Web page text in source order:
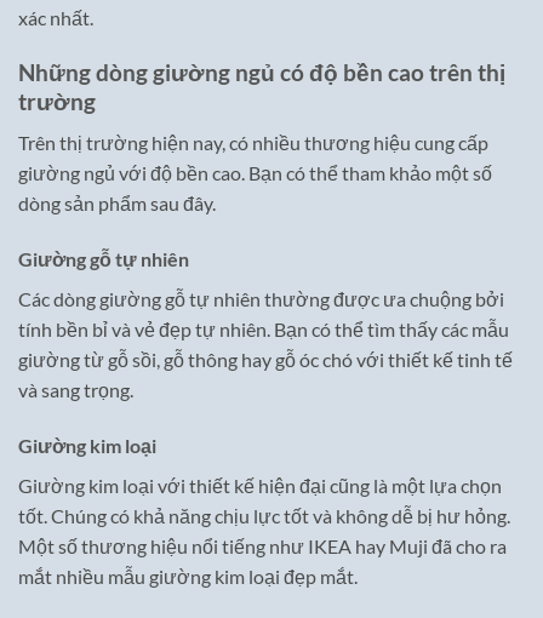
xác nhất.
Những dòng giường ngủ có độ bền cao trên thị
trường
Trên thị trường hiện nay, có nhiều thương hiệu cung cấp
giường ngủ với độ bền cao. Bạn có thể tham khảo một số
dòng sản phẩm sau đây.
Giường gỗ tự nhiên
Các dòng giường gỗ tự nhiên thường được ưa chuộng bởi
tính bền bỉ và vẻ đẹp tự nhiên. Bạn có thể tìm thấy các mẫu
giường từ gỗ sồi, gỗ thông hay gỗ óc chó với thiết kế tinh tế
và sang trọng.
Giường kim loại
Giường kim loại với thiết kế hiện đại cũng là một lựa chọn
tốt. Chúng có khả năng chịu lực tốt và không dễ bị hư hỏng.
Một số thương hiệu nổi tiếng như IKEA hay Muji đã cho ra
mắt nhiều mẫu giường kim loại đẹp mắt.